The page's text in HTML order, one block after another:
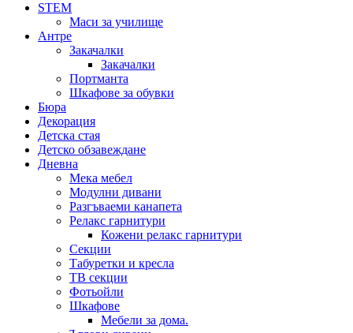
STEM
Маси за училище
Антре
Закачалки
Закачалки
Портманта
Шкафове за обувки
Бюра
Декорация
Детска стая
Детско обзавеждане
Дневна
Мека мебел
Модулни дивани
Разгъваеми канапета
Релакс гарнитури
Кожени релакс гарнитури
Секции
Табуретки и кресла
ТВ секции
Фотьойли
Шкафове
Мебели за дома.